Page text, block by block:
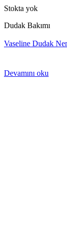
Stokta yok
Dudak Bakımı
Vaseline Dudak
Devamını oku